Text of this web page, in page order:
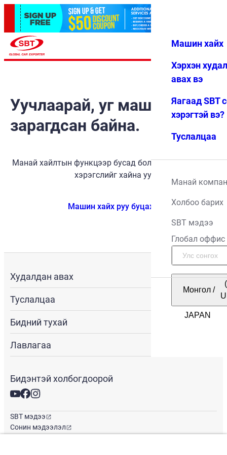
Дуртай Цэс
Машин хайх
Хэрхэн
авах вэ
Яагаад SBT
хэрэгтэй вэ?
Туслалцаа
Манай
Холбоо барих
SBT мэдээ
Глобал оффис
Монгол /
Уучлаарай, уг машин
зарагдсан байна.
Манай хайлтын функцээр бусад боломжит тээврийн
хэрэгслийг хайна уу.
Машин хайх руу буцах
Худалдан авах
Туслалцаа
Бидний тухай
Лавлагаа
Бидэнтэй холбогдоорой
SBT мэдээ
Сонин мэдээлэл